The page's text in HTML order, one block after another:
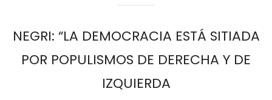
NEGRI: “LA DEMOCRACIA ESTÁ SITIADA
POR POPULISMOS DE DERECHA Y DE
IZQUIERDA